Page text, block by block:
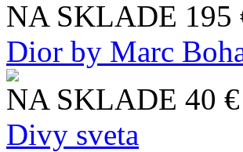
NA SKLADE 195
Dior by Marc
NA SKLADE 40 €
Divy sveta